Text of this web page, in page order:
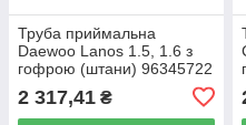
Труба приймальна
Daewoo Lanos 1.5, 1.6 з
гофрою (штани) 96345722
2 317,41 ₴